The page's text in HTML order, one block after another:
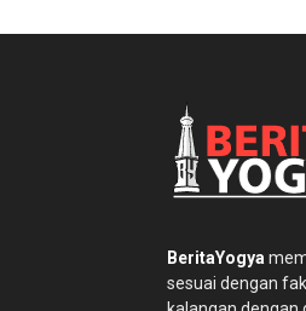
BeritaYogya
sesuai dengan